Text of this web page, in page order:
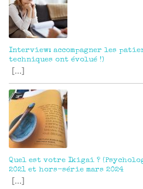
Interview: accompagner les
techniques ont évolué !)
[...]
Quel est votre Ikigai ?
2021 et hors-série mars 2024
[...]